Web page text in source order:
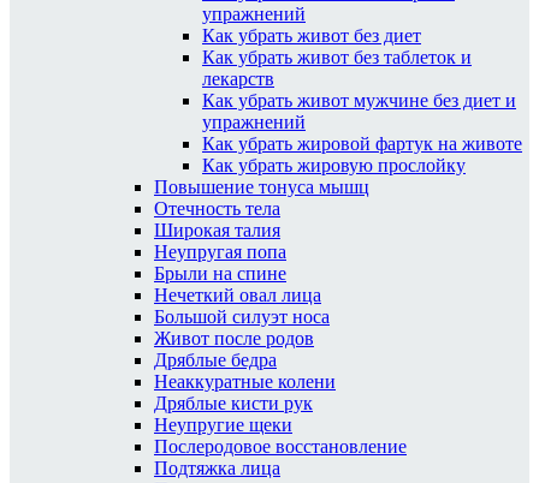
упражнений
Как убрать живот без диет
Как убрать живот без таблеток и
лекарств
Как убрать живот мужчине без диет и
упражнений
Как убрать жировой фартук на животе
Как убрать жировую прослойку
Повышение тонуса мышц
Отечность тела
Широкая талия
Неупругая попа
Брыли на спине
Нечеткий овал лица
Большой силуэт носа
Живот после родов
Дряблые бедра
Неаккуратные колени
Дряблые кисти рук
Неупругие щеки
Послеродовое восстановление
Подтяжка лица